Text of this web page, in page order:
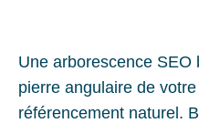
Une arborescence
pierre angulaire de
référencement naturel.